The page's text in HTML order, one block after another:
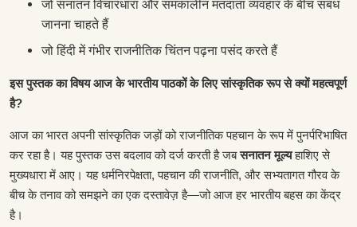
जो सनातन विचारधारा और समकालीन मतदाता व्यवहार के बीच संबंध
जानना चाहते हैं
जो हिंदी में गंभीर राजनीतिक चिंतन पढ़ना पसंद करते हैं
इस पुस्तक का विषय आज के भारतीय पाठकों के लिए सांस्कृतिक रूप से क्यों महत्वपूर्ण
है?
आज का भारत अपनी सांस्कृतिक जड़ों को राजनीतिक पहचान के रूप में पुनर्परिभाषित
कर रहा है। यह पुस्तक उस बदलाव को दर्ज करती है जबसनातन मूल्यहाशिए से
मुख्यधारा में आए। यह धर्मनिरपेक्षता, पहचान की राजनीति, और सभ्यतागत गौरव के
बीच के तनाव को समझने का एक दस्तावेज़ है—जो आज हर भारतीय बहस का केंद्र
है।